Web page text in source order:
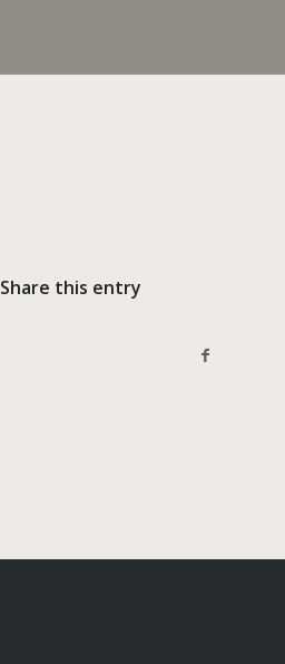
Share this entry